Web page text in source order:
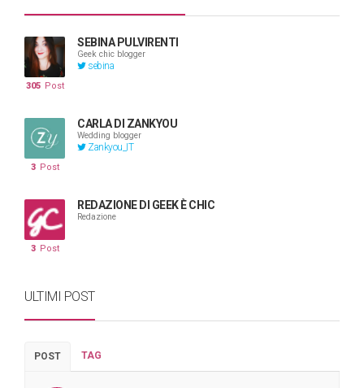
SEBINA PULVIRENTI
Geek chic blogger
sebina
305 Post
CARLA DI ZANKYOU
Wedding blogger
Zankyou_IT
3 Post
REDAZIONE DI GEEK È CHIC
Redazione
3 Post
ULTIMI POST
POST TAG